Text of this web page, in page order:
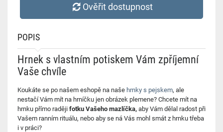
Ověřit dostupnost
POPIS
Hrnek s vlastním potiskem Vám zpříjemní
Vaše chvíle
Koukáte se po našem eshopě na naše hrnky s pejskem, ale
nestačí Vám mít na hrníčku jen obrázek plemene? Chcete mít na
hrnku přímo raději fotku Vašeho mazlíčka, aby Vám dělal radost při
Vašem ranním rituálu, nebo aby se ná Vás mohl smát z hrnku třeba
i v práci?